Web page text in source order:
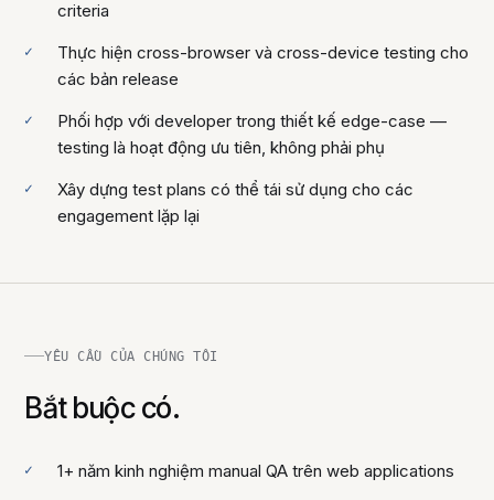
criteria
Thực hiện cross-browser và cross-device testing cho
các bản release
Phối hợp với developer trong thiết kế edge-case —
testing là hoạt động ưu tiên, không phải phụ
Xây dựng test plans có thể tái sử dụng cho các
engagement lặp lại
YÊU CẦU CỦA CHÚNG TÔI
Bắt buộc có.
1+ năm kinh nghiệm manual QA trên web applications